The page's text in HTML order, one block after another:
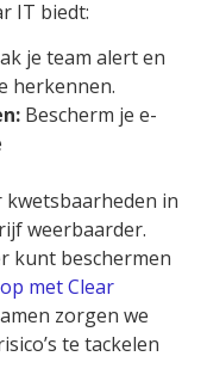
IT biedt:
je team alert en
herkennen.
Bescherm je e-
kwetsbaarheden in
weerbaarder.
kunt beschermen
met Clear
zorgen we
te tackelen